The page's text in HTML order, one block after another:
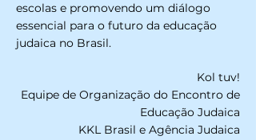
escolas e promovendo um diálogo
essencial para o futuro da educação
judaica no Brasil.
Kol tuv!
Equipe de Organização do Encontro de
Educação Judaica
KKL Brasil e Agência Judaica